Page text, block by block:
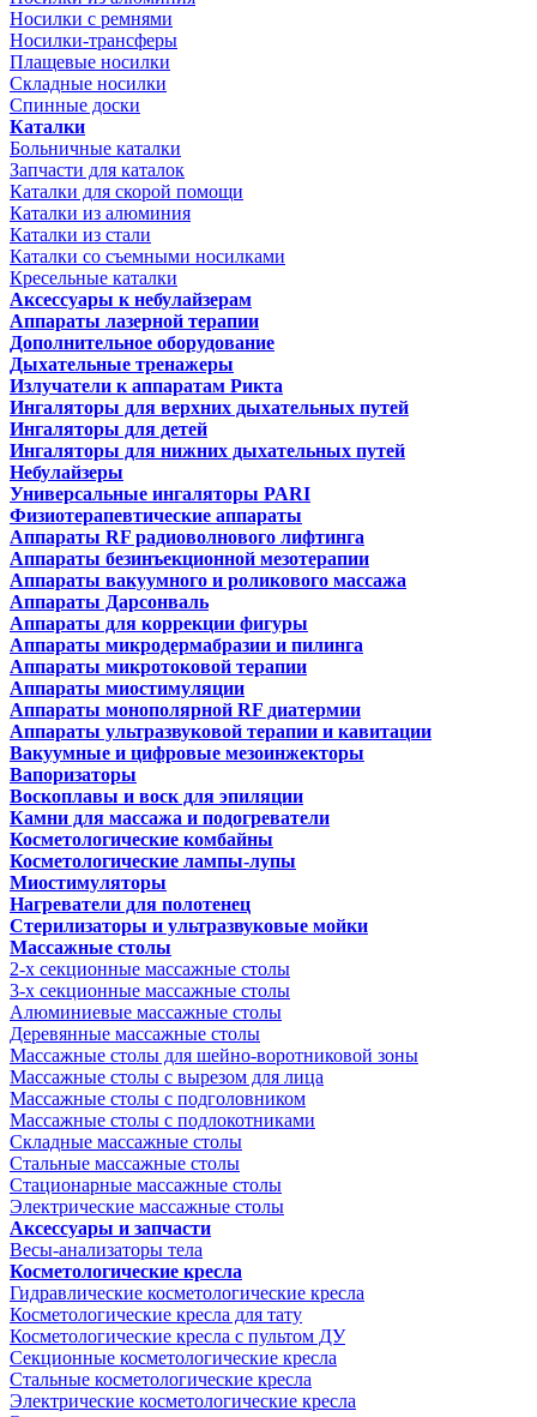
Носилки с ремнями
Носилки-трансферы
Плащевые носилки
Складные носилки
Спинные доски
Каталки
Больничные каталки
Запчасти для каталок
Каталки для скорой помощи
Каталки из алюминия
Каталки из стали
Каталки со съемными носилками
Кресельные каталки
Аксессуары к небулайзерам
Аппараты лазерной терапии
Дополнительное оборудование
Дыхательные тренажеры
Излучатели к аппаратам Рикта
Ингаляторы для верхних дыхательных путей
Ингаляторы для детей
Ингаляторы для нижних дыхательных путей
Небулайзеры
Универсальные ингаляторы PARI
Физиотерапевтические аппараты
Аппараты RF радиоволнового лифтинга
Аппараты безинъекционной мезотерапии
Аппараты вакуумного и роликового массажа
Аппараты Дарсонваль
Аппараты для коррекции фигуры
Аппараты микродермабразии и пилинга
Аппараты микротоковой терапии
Аппараты миостимуляции
Аппараты монополярной RF диатермии
Аппараты ультразвуковой терапии и кавитации
Вакуумные и цифровые мезоинжекторы
Вапоризаторы
Воскоплавы и воск для эпиляции
Камни для массажа и подогреватели
Косметологические комбайны
Косметологические лампы-лупы
Миостимуляторы
Нагреватели для полотенец
Стерилизаторы и ультразвуковые мойки
Массажные столы
2-х секционные массажные столы
3-х секционные массажные столы
Алюминиевые массажные столы
Деревянные массажные столы
Массажные столы для шейно-воротниковой зоны
Массажные столы с вырезом для лица
Массажные столы с подголовником
Массажные столы с подлокотниками
Складные массажные столы
Стальные массажные столы
Стационарные массажные столы
Электрические массажные столы
Аксессуары и запчасти
Весы-анализаторы тела
Косметологические кресла
Гидравлические косметологические кресла
Косметологические кресла для тату
Косметологические кресла с пультом ДУ
Секционные косметологические кресла
Стальные косметологические кресла
Электрические косметологические кресла